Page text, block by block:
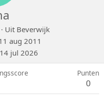
· Uit Beverwijk
aug 2011
14 jul 2026
Punten
0